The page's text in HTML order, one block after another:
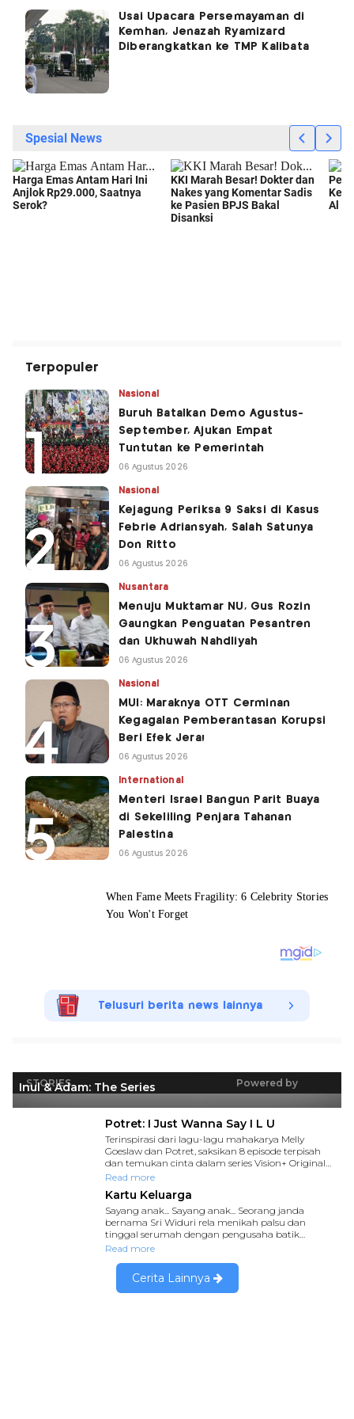
Usai Upacara Persemayaman di
Kemhan, Jenazah Ryamizard
Diberangkatkan ke TMP Kalibata
Terpopuler
Nasional
Buruh Batalkan Demo Agustus-
September, Ajukan Empat
Tuntutan ke Pemerintah
06 Agustus 2026
Nasional
Kejagung Periksa 9 Saksi di Kasus
Febrie Adriansyah, Salah Satunya
Don Ritto
06 Agustus 2026
Nusantara
Menuju Muktamar NU, Gus Rozin
Gaungkan Penguatan Pesantren
dan Ukhuwah Nahdliyah
06 Agustus 2026
Nasional
MUI: Maraknya OTT Cerminan
Kegagalan Pemberantasan Korupsi
Beri Efek Jera!
06 Agustus 2026
International
Menteri Israel Bangun Parit Buaya
di Sekeliling Penjara Tahanan
Palestina
06 Agustus 2026
Telusuri berita news lainnya